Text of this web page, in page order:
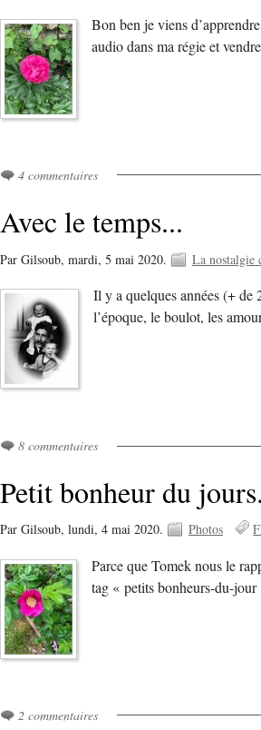
Bon ben je viens
audio dans ma régie et
4 commentaires
Avec le temps...
Par Gilsoub, mardi, 5 mai 2020. La nostalgie
Il y a quelques années (+
l’époque, le boulot, les
8 commentaires
Petit bonheur du
Par Gilsoub, lundi, 4 mai 2020. Photos
Parce que Tomek nous le
tag « petits bonheurs-du-
2 commentaires